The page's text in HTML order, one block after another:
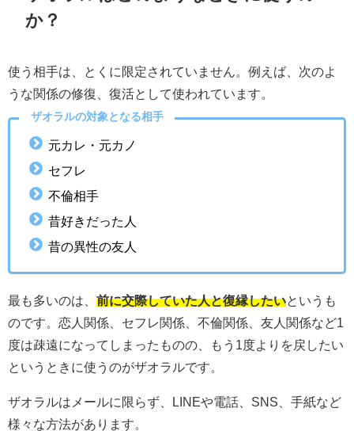
か？
使う相手は、とくに限定されていません。例えば、次のよ
うな関係の修復、復活として使われています。
ザオラルの対象となる相手
元カレ・元カノ
セフレ
不倫相手
昔好きだった人
昔の異性の友人
最も多いのは、 前に交際していた人と復縁したいというも
のです。恋人関係、セフレ関係、不倫関係、友人関係など1
度は疎遠になってしまったものの、もう1度よりを戻したい
というときに使うのがザオラルです。
ザオラルはメールに限らず、LINEや電話、SNS、手紙など
様々な方法があります。